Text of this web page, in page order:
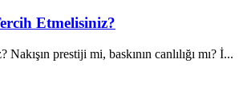
Etmelisiniz?
prestiji mi, baskının canlılığı mı? İ...